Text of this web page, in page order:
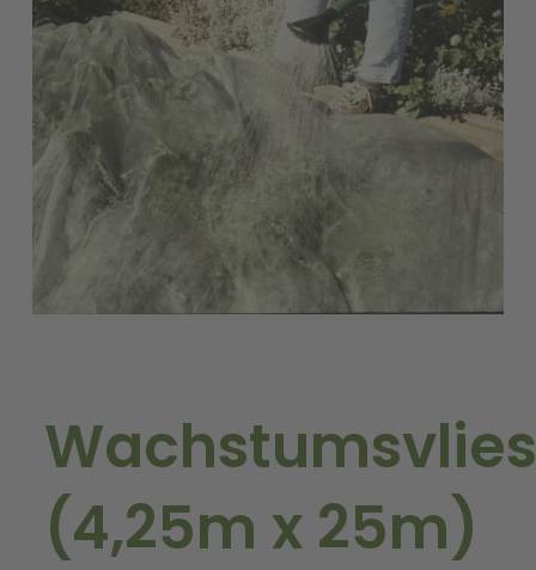
Wachstumsvlies
(4,25m x 25m)